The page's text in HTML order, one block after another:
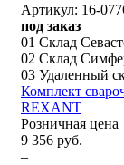
Артикул: 16-
под заказ
01 Склад
02 Склад
03 Удаленный
Комплект
REXANT
Розничная цена
9 356 руб.
–